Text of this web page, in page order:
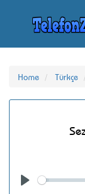
Home Türkçe
Seek